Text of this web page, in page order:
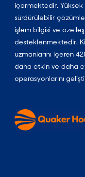
içermektedir. Yüksek
sürdürülebilir
işlem bilgisi ve
desteklenmektedir.
uzmanlarını içeren
daha etkin ve daha
operasyonlarını